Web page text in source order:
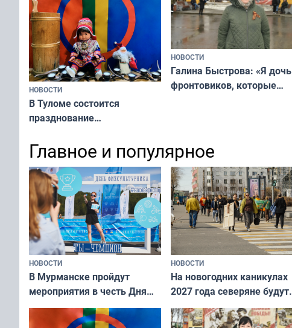
НОВОСТИ
В Туломе состоится
празднование
коренных народов мира
НОВОСТИ
Галина Быстрова: «Я дочь
фронтовиков, которые
Главное и популярное
НОВОСТИ
В Мурманске пройдут
мероприятия в честь Дня
физкультурника
НОВОСТИ
На новогодних каникулах
2027 года северяне будут
отдыхать 11 дней